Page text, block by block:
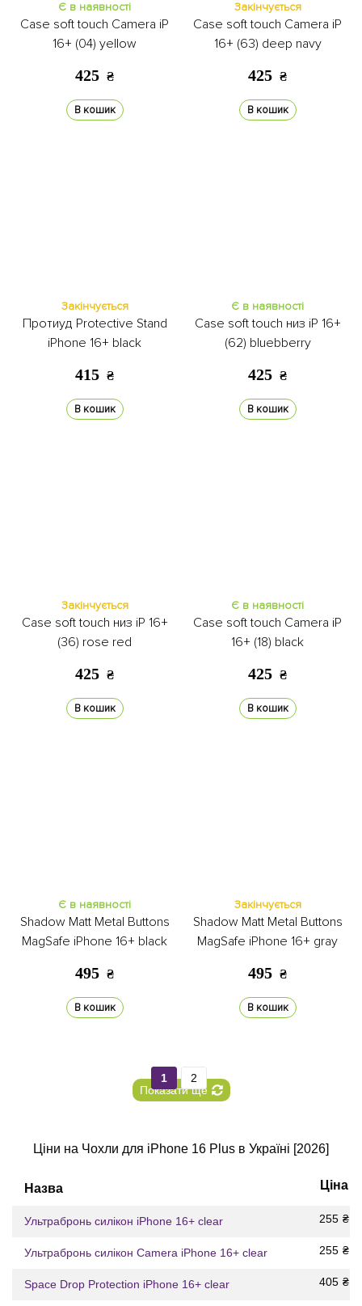
Є в наявності
Case soft touch Camera iP
16+ (04) yellow
425 ₴
В кошик
Закінчується
Case soft touch Camera iP
16+ (63) deep navy
425 ₴
В кошик
Закінчується
Протиуд Protective Stand
iPhone 16+ black
415 ₴
В кошик
Є в наявності
Case soft touch низ iP 16+
(62) bluebberry
425 ₴
В кошик
Закінчується
Case soft touch низ iP 16+
(36) rose red
425 ₴
В кошик
Є в наявності
Case soft touch Camera iP
16+ (18) black
425 ₴
В кошик
Є в наявності
Shadow Matt Metal Buttons
MagSafe iPhone 16+ black
495 ₴
В кошик
Закінчується
Shadow Matt Metal Buttons
MagSafe iPhone 16+ gray
495 ₴
В кошик
Показати ще
1 2
Ціни на Чохли для iPhone 16 Plus в Україні [2026]
Назва Ціна
Ультрабронь силікон iPhone 16+ clear 255 ₴
Ультрабронь силікон Camera iPhone 16+ clear 255 ₴
Space Drop Protection iPhone 16+ clear 405 ₴